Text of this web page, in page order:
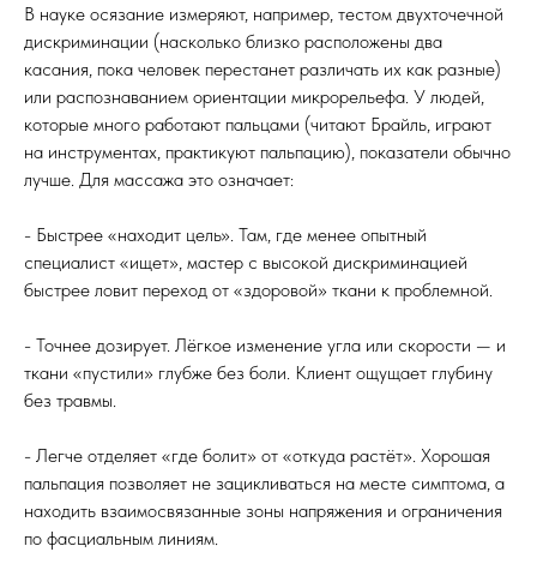
В науке осязание измеряют, например, тестом двухточечной
дискриминации (насколько близко расположены два
касания, пока человек перестанет различать их как разные)
или распознаванием ориентации микрорельефа. У людей,
которые много работают пальцами (читают Брайль, играют
на инструментах, практикуют пальпацию), показатели обычно
лучше. Для массажа это означает:
- Быстрее «находит цель». Там, где менее опытный
специалист «ищет», мастер с высокой дискриминацией
быстрее ловит переход от «здоровой» ткани к проблемной.
- Точнее дозирует. Лёгкое изменение угла или скорости — и
ткани «пустили» глубже без боли. Клиент ощущает глубину
без травмы.
- Легче отделяет «где болит» от «откуда растёт». Хорошая
пальпация позволяет не зацикливаться на месте симптома, а
находить взаимосвязанные зоны напряжения и ограничения
по фасциальным линиям.